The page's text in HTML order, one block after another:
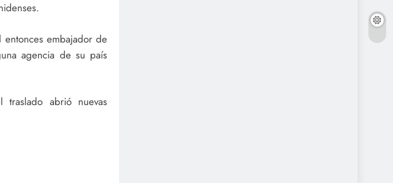
embajador de
agencia de su país
abrió nuevas